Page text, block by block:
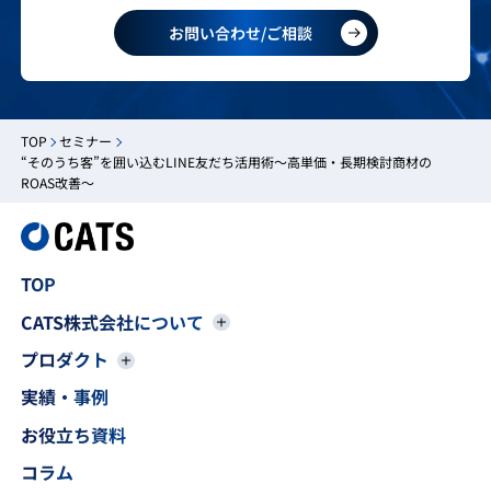
お問い合わせ/ご相談
TOP
セミナー
“そのうち客”を囲い込むLINE友だち活用術〜高単価・長期検討商材の
ROAS改善〜
TOP
CATS株式会社について
プロダクト
実績・事例
お役立ち資料
コラム